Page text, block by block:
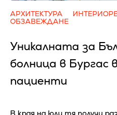
АРХИТЕКТУРА
ОБЗАВЕЖДАНЕ
Уникалната за
болница в Бургас
пациенти